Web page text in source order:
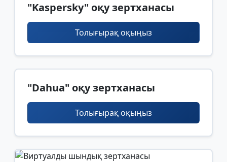
"Kaspersky" оқу зертханасы
Толығырақ оқыңыз
"Dahua" оқу зертханасы
Толығырақ оқыңыз